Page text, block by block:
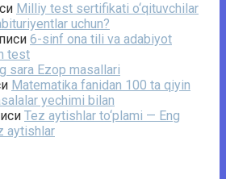
Milliy test sertifikati o‘qituvchilar
uchun?
6-sinf ona tili va adabiyot
test
sara Ezop masallari
Matematika fanidan 100 ta qiyin
yechimi bilan
Tez aytishlar to‘plami — Eng
aytishlar